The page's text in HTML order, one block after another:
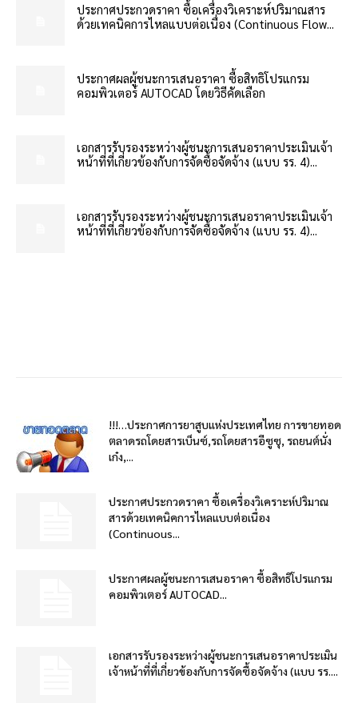
ประกาศประกวดราคา ซื้อเครื่องวิเคราะห์ปริมาณสาร
ด้วยเทคนิคการไหลแบบต่อเนื่อง (Continuous Flow...
ประกาศผลผู้ชนะการเสนอราคา ซื้อสิทธิโปรแกรม
คอมพิวเตอร์ AUTOCAD โดยวิธีคัดเลือก
เอกสารรับรองระหว่างผู้ชนะการเสนอราคาประเมินเจ้า
หน้าที่ที่เกี่ยวข้องกับการจัดซื้อจัดจ้าง (แบบ รร. 4)...
เอกสารรับรองระหว่างผู้ชนะการเสนอราคาประเมินเจ้า
หน้าที่ที่เกี่ยวข้องกับการจัดซื้อจัดจ้าง (แบบ รร. 4)...
!!!…ประกาศการยาสูบแห่งประเทศไทย การขายทอด
ตลาดรถโดยสารเบ็นซ์,รถโดยสารอีซูซุ, รถยนต์นั่ง
เก๋ง,...
ประกาศประกวดราคา ซื้อเครื่องวิเคราะห์ปริมาณ
สารด้วยเทคนิคการไหลแบบต่อเนื่อง
(Continuous...
ประกาศผลผู้ชนะการเสนอราคา ซื้อสิทธิโปรแกรม
คอมพิวเตอร์ AUTOCAD...
เอกสารรับรองระหว่างผู้ชนะการเสนอราคาประเมิน
เจ้าหน้าที่ที่เกี่ยวข้องกับการจัดซื้อจัดจ้าง (แบบ รร....